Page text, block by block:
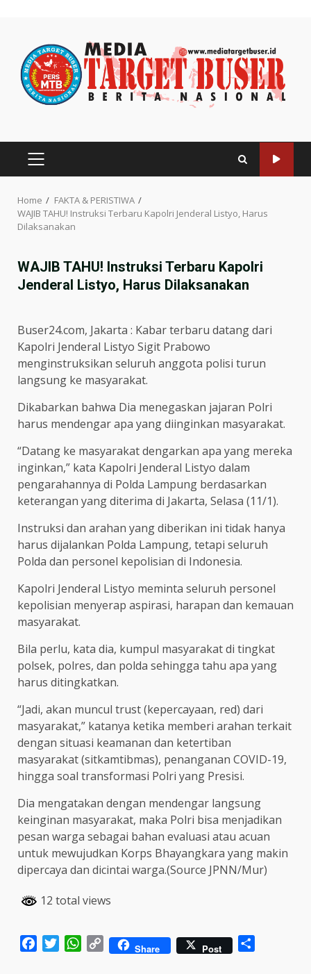
content
PRIMARY
Home
FAKTA & PERISTIWA
WAJIB TAHU! Instruksi Terbaru Kapolri Jenderal Listyo, Harus
Dilaksanakan
WAJIB TAHU! Instruksi Terbaru Kapolri
Jenderal Listyo, Harus Dilaksanakan
Buser24.com, Jakarta : Kabar terbaru datang dari
Kapolri Jenderal Listyo Sigit Prabowo
menginstruksikan seluruh anggota polisi turun
langsung ke masyarakat.
Dikabarkan bahwa Dia menegaskan jajaran Polri
harus mendengar apa yang diinginkan masyarakat.
“Datang ke masyarakat dengarkan apa yang mereka
inginkan,” kata Kapolri Jenderal Listyo dalam
pengarahannya di Polda Lampung berdasarkan
keterangan yang diterima di Jakarta, Selasa (11/1).
Instruksi dan arahan yang diberikan ini tidak hanya
harus dijalankan Polda Lampung, tetapi seluruh
Polda dan personel kepolisian di Indonesia.
Kapolri Jenderal Listyo meminta seluruh personel
kepolisian menyerap aspirasi, harapan dan kemauan
masyarakat.
Bila perlu, kata dia, kumpul masyarakat di tingkat
polsek, polres, dan polda sehingga tahu apa yang
harus ditingkatkan.
“Jadi, akan muncul trust (kepercayaan, red) dari
masyarakat,” katanya ketika memberi arahan terkait
dengan situasi keamanan dan ketertiban
masyarakat (sitkamtibmas), penanganan COVID-19,
hingga soal transformasi Polri yang Presisi.
Dia mengatakan dengan mendengar langsung
keinginan masyarakat, maka Polri bisa menjadikan
pesan warga sebagai bahan evaluasi atau acuan
untuk mewujudkan Korps Bhayangkara yang makin
dipercaya dan dicintai warga.(Source JPNN/Mur)
12 total views
FacebookTwitterWhatsApp
Copy Share Post